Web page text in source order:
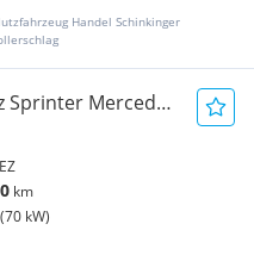
Handel Schinkinger
Sprinter Mercedes
Sperre
EZ
km
kW)